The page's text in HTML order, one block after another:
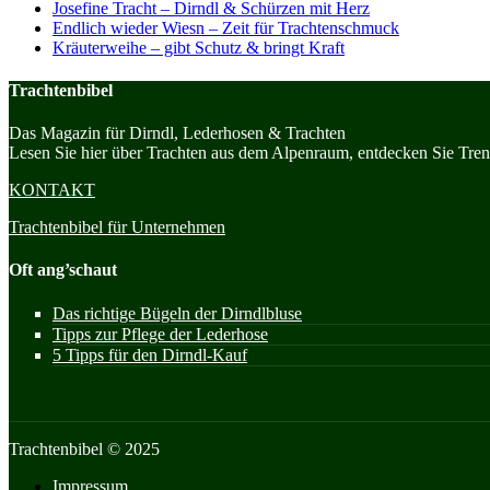
Josefine Tracht – Dirndl & Schürzen mit Herz
Endlich wieder Wiesn – Zeit für Trachtenschmuck
Kräuterweihe – gibt Schutz & bringt Kraft
Trachtenbibel
Das Magazin für Dirndl, Lederhosen & Trachten
Lesen Sie hier über Trachten aus dem Alpenraum, entdecken Sie
KONTAKT
Trachtenbibel für Unternehmen
Oft ang’schaut
Das richtige Bügeln der Dirndlbluse
Tipps zur Pflege der Lederhose
5 Tipps für den Dirndl-Kauf
Trachtenbibel © 2025
Impressum